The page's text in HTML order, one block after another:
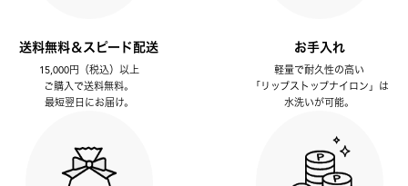
送料無料＆スピード配送
15,000円（税込）以上
ご購入で送料無料。
最短翌日にお届け。
お手入れ
軽量で耐久性の高い
「リップストップナイロン」は
水洗いが可能。